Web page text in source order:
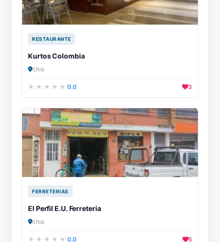
RESTAURANTE
Kurtos Colombia
chia
0.0 3
FERRETERIAS
El Perfil E.U. Ferreteria
chia
0.0 5